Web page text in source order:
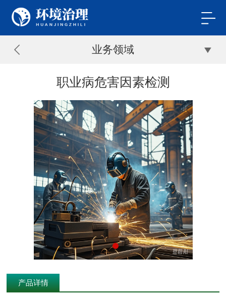
业务领域
职业病危害因素检测
产品详情